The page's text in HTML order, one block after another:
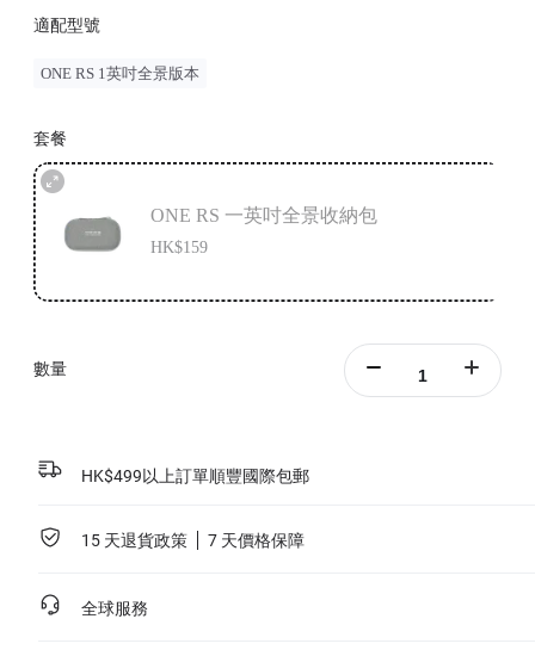
適配型號
ONE RS 1英吋全景版本
套餐
ONE RS 一英吋全景收納包
HK$159
數量
HK$499以上訂單順豐國際包郵
15 天退貨政策 7 天價格保障
全球服務